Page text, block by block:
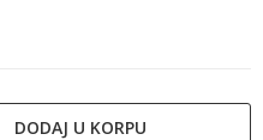
DODAJ U KORPU